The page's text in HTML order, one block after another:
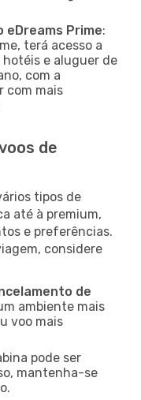
Prime:
terá acesso a
e aluguer de
com a
com mais
de
tipos de
até à premium,
e preferências.
considere
de
ambiente mais
voo mais
pode ser
mantenha-se